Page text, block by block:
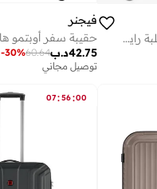
حقيبة سفر بعجلات صلبة رايل سم رمادي
فيجنر
د.ب42.75
60.64
-30%
توصيل مجاني
07:56:00